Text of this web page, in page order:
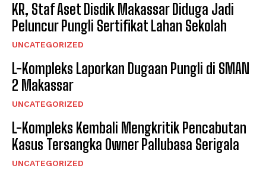
KR, Staf Aset Disdik Makassar Diduga Jadi
Peluncur Pungli Sertifikat Lahan Sekolah
UNCATEGORIZED
L-Kompleks Laporkan Dugaan Pungli di SMAN
2 Makassar
UNCATEGORIZED
L-Kompleks Kembali Mengkritik Pencabutan
Kasus Tersangka Owner Pallubasa Serigala
UNCATEGORIZED